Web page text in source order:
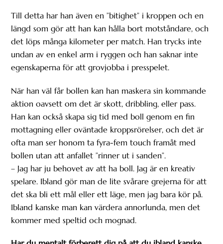
Till detta har han även en ”bitighet” i kroppen och en
längd som gör att han kan hålla bort motståndare, och
det löps många kilometer per match. Han trycks inte
undan av en enkel arm i ryggen och han saknar inte
egenskaperna för att grovjobba i presspelet.
När han väl får bollen kan han maskera sin kommande
aktion oavsett om det är skott, dribbling, eller pass.
Han kan också skapa sig tid med boll genom en fin
mottagning eller oväntade kroppsrörelser, och det är
ofta man ser honom ta fyra-fem touch framåt med
bollen utan att anfallet ”rinner ut i sanden”.
– Jag har ju behovet av att ha boll. Jag är en kreativ
spelare. Ibland gör man de lite svårare grejerna för att
det ska bli ett mål eller ett läge, men jag bara kör på.
Ibland kanske man kan värdera annorlunda, men det
kommer med speltid och mognad.